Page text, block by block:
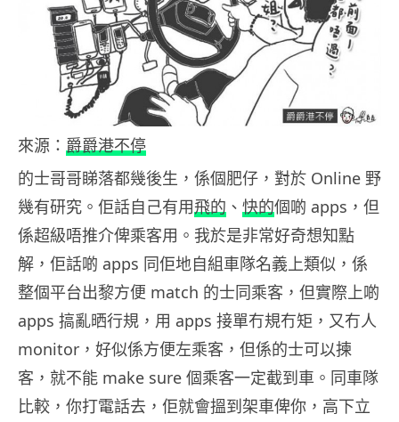
來源： 爵爵港不停
的士哥哥睇落都幾後生，係個肥仔，對於 Online 野
幾有研究。佢話自己有用飛的 、 快的個啲 apps，但
係超級唔推介俾乘客用。我於是非常好奇想知點
解，佢話啲 apps 同佢地自組車隊名義上類似，係
整個平台出黎方便 match 的士同乘客，但實際上啲
apps 搞亂晒行規，用 apps 接單冇規冇矩，又冇人
monitor，好似係方便左乘客，但係的士可以揀
客，就不能 make sure 個乘客一定截到車。同車隊
比較，你打電話去，佢就會搵到架車俾你，高下立